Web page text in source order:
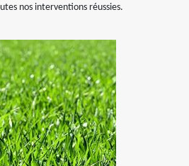
nos interventions réussies.